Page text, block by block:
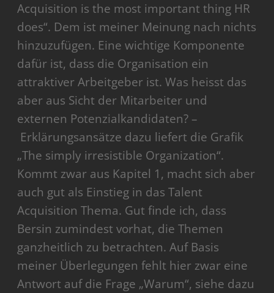
Acquisition is the most important thing HR
does“. Dem ist meiner Meinung nach nichts
hinzuzufügen. Eine wichtige Komponente
dafür ist, dass die Organisation ein
attraktiver Arbeitgeber ist. Was heisst das
aber aus Sicht der Mitarbeiter und
externen Potenzialkandidaten? –
Erklärungsansätze dazu liefert die Grafik
„The simply irresistible Organization“.
Kommt zwar aus Kapitel 1, macht sich aber
auch gut als Einstieg in das Talent
Acquisition Thema. Gut finde ich, dass
Bersin zumindest vorhat, die Themen
ganzheitlich zu betrachten. Auf Basis
meiner Überlegungen fehlt hier zwar eine
Antwort auf die Frage „Warum“, siehe dazu